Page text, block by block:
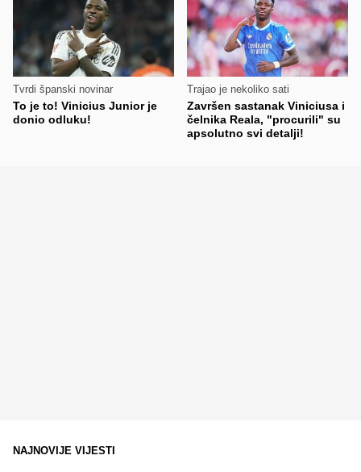
Tvrdi španski novinar
To je to! Vinicius Junior je
donio odluku!
Trajao je nekoliko sati
Završen sastanak Viniciusa i
čelnika Reala, "procurili" su
apsolutno svi detalji!
NAJNOVIJE VIJESTI